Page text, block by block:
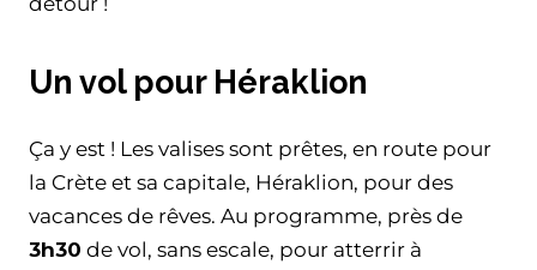
Un vol pour Héraklion
Ça y est ! Les valises sont prêtes, en route pour
la Crète et sa capitale, Héraklion, pour des
vacances de rêves. Au programme, près de
3h30 de vol, sans escale, pour atterrir à